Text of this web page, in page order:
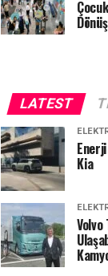
LATEST
Kia